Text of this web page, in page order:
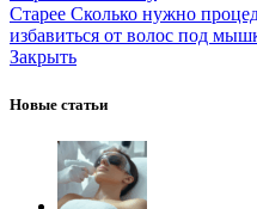
Старее Сколько нужно
избавиться от волос под
Закрыть
Новые статьи